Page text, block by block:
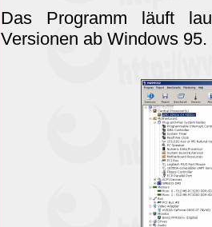
Das Programm läuft
Versionen ab Windows 95.